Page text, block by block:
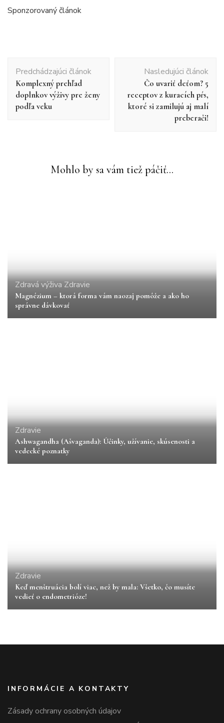
Sponzorovaný článok
článku
Predchádzajúci článok
Komplexný prehľad
doplnkov výživy pre ženy
podľa veku
Nasledujúci článok
Čo uvariť deťom? 5
receptov z kuracích pŕs,
ktoré si zamilujú aj malí
preberači!
Mohlo by sa vám tiež páčiť...
Zdravá výživa Zdravie
Magnézium – ktorá forma vám naozaj pomôže a ako ho
správne dávkovať
Zdravie
Ashwagandha (Ašvaganda): Účinky, užívanie, skúsenosti a
vedecké poznatky
Zdravie
Keď menštruácia bolí viac, než by mala: Všetko, čo musíte
vedieť o endometrióze!
INFORMÁCIE A KONTAKTY
Zásady ochrany osobných údajov